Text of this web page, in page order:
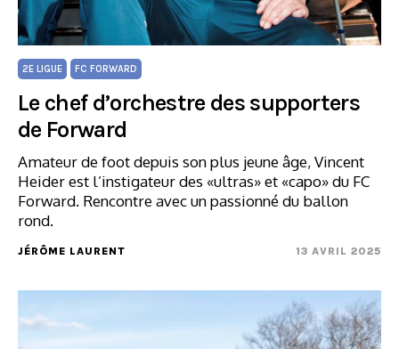
2E LIGUE FC FORWARD
Le chef d’orchestre des supporters
de Forward
Amateur de foot depuis son plus jeune âge, Vincent
Heider est l’instigateur des «ultras» et «capo» du FC
Forward. Rencontre avec un passionné du ballon
rond.
JÉRÔME LAURENT 13 AVRIL 2025